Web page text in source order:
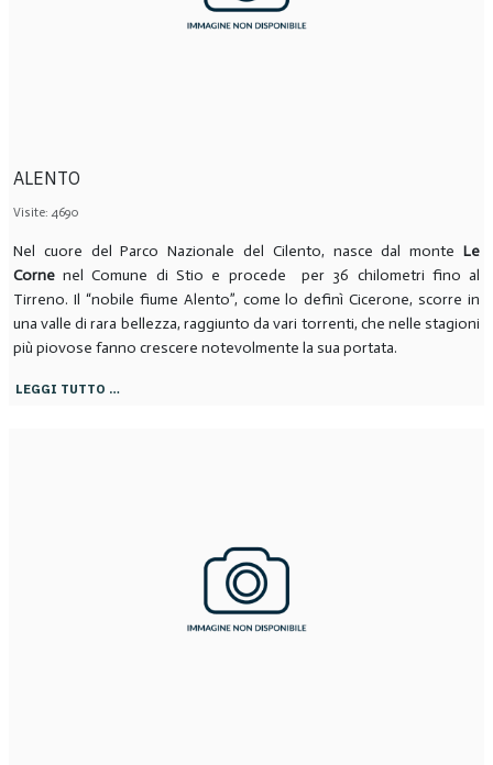
ALENTO
Visite: 4690
Nel cuore del Parco Nazionale del Cilento, nasce dal monteLe
Cornenel Comune di Stio e procede per 36 chilometri fino al
Tirreno. Il “nobile fiume Alento”, come lo definì Cicerone, scorre in
una valle di rara bellezza, raggiunto da vari torrenti, che nelle stagioni
più piovose fanno crescere notevolmente la sua portata.
LEGGI TUTTO …